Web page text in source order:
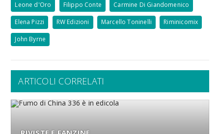
Leone d'Oro Filippo Conte Carmine Di Giandomenico
Elena Pizzi RW Edizioni Marcello Toninelli Riminicomix
John Byrne
ARTICOLI CORRELATI